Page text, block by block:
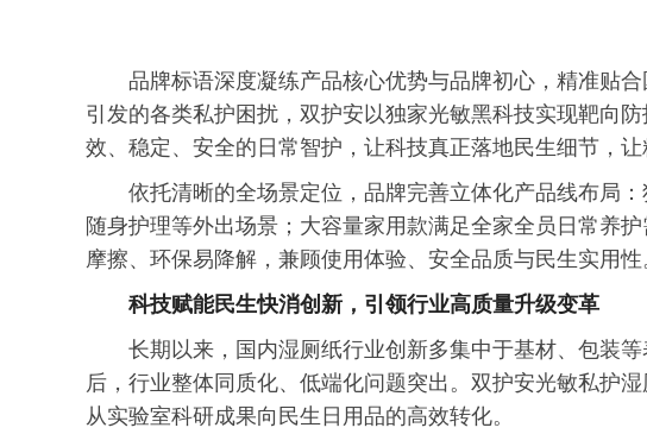
品牌标语深度凝练产品核心优势与品牌初心，精准贴
引发的各类私护困扰，双护安以独家光敏黑科技实现靶向
效、稳定、安全的日常智护，让科技真正落地民生细节，让
依托清晰的全场景定位，品牌完善立体化产品线布局
随身护理等外出场景；大容量家用款满足全家全员日常养
摩擦、环保易降解，兼顾使用体验、安全品质与民生实用性
科技赋能民生快消创新，引领行业高质量升级变革
长期以来，国内湿厕纸行业创新多集中于基材、包装
后，行业整体同质化、低端化问题突出。双护安光敏私护
从实验室科研成果向民生日用品的高效转化。